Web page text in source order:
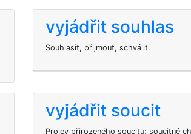
vyjádřit souhlas
Souhlasit, přijmout, schválit.
vyjádřit soucit
Projev přirozeného soucitu; soucitné